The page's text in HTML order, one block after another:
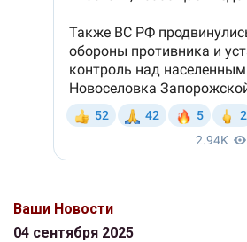
Ваши Новости
04 сентября 2025